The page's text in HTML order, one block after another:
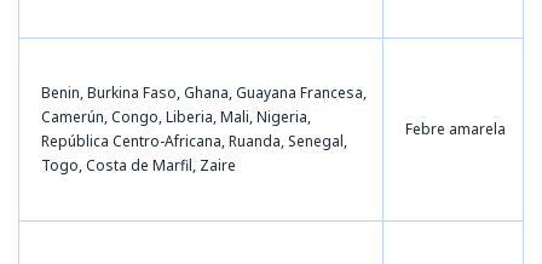
Benin, Burkina Faso, Ghana, Guayana Francesa,
Camerún, Congo, Liberia, Mali, Nigeria,
República Centro-Africana, Ruanda, Senegal,
Togo, Costa de Marfil, Zaire
Febre amarela